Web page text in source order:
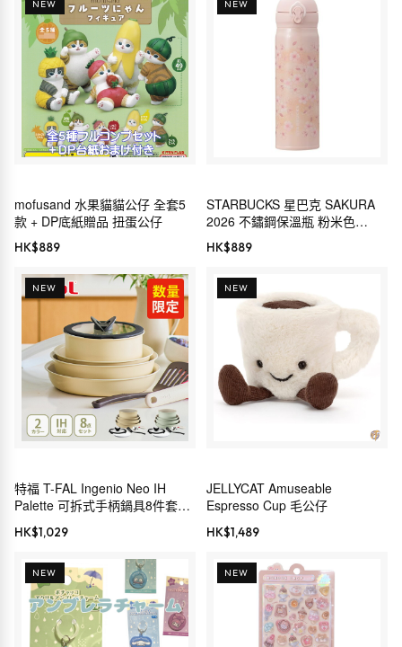
NEW
mofusand 水果貓貓公仔 全套5
款 + DP底紙贈品 扭蛋公仔
HK$889
NEW
STARBUCKS 星巴克 SAKURA
2026 不鏽鋼保溫瓶 粉米色
500ml THERMOS
HK$889
NEW
特福 T-FAL Ingenio Neo IH
Palette 可拆式手柄鍋具8件套裝
(薄荷綠/蜜糖米色) L835S8
L834S8
HK$1,029
NEW
JELLYCAT Amuseable
Espresso Cup 毛公仔
HK$1,489
NEW NEW